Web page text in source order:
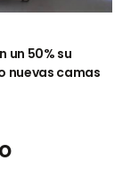
un 50% su
nuevas camas